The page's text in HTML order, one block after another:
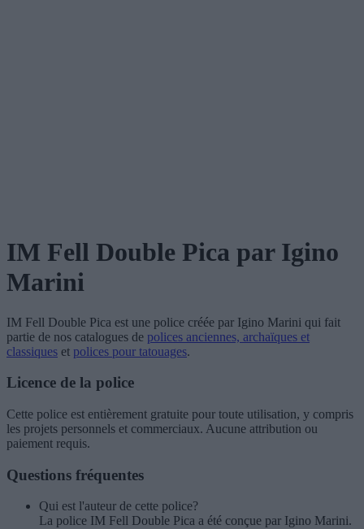
IM Fell Double Pica par Igino
Marini
IM Fell Double Pica est une police créée par Igino Marini qui fait
partie de nos catalogues de polices anciennes, archaïques et
classiques et polices pour tatouages.
Licence de la police
Cette police est entièrement gratuite pour toute utilisation, y compris
les projets personnels et commerciaux. Aucune attribution ou
paiement requis.
Questions fréquentes
Qui est l'auteur de cette police?
La police IM Fell Double Pica a été conçue par Igino Marini.